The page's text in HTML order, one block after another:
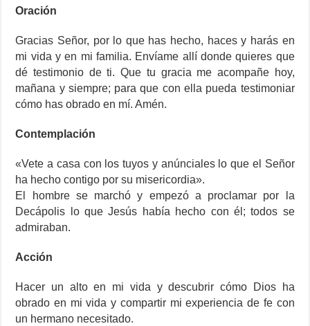
Oración
Gracias Señor, por lo que has hecho, haces y harás en
mi vida y en mi familia. Envíame allí donde quieres que
dé testimonio de ti. Que tu gracia me acompañe hoy,
mañana y siempre; para que con ella pueda testimoniar
cómo has obrado en mí. Amén.
Contemplación
«Vete a casa con los tuyos y anúnciales lo que el Señor
ha hecho contigo por su misericordia».
El hombre se marchó y empezó a proclamar por la
Decápolis lo que Jesús había hecho con él; todos se
admiraban.
Acción
Hacer un alto en mi vida y descubrir cómo Dios ha
obrado en mi vida y compartir mi experiencia de fe con
un hermano necesitado.